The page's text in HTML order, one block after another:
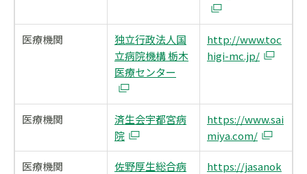
医療機関
独立行政法人国
立病院機構 栃木
医療センター
http://www.toc
higi-mc.jp/
医療機関
済生会宇都宮病
院
https://www.sai
miya.com/
医療機関
佐野厚生総合病
https://jasanok